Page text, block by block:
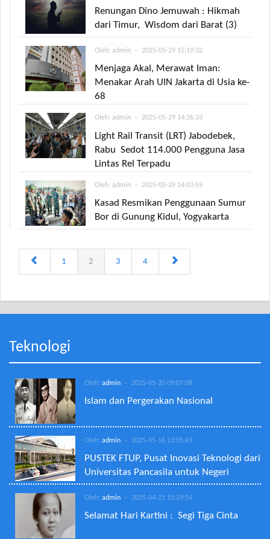
Renungan Dino Jemuwah : Hikmah
dari Timur, Wisdom dari Barat (3)
Oleh: admin – 2025-05-29 15:19:32
Menjaga Akal, Merawat Iman:
Menakar Arah UIN Jakarta di Usia ke-
68
Oleh: admin – 2025-05-29 14:36:33
Light Rail Transit (LRT) Jabodebek,
Rabu Sedot 114.000 Pengguna Jasa
Lintas Rel Terpadu
Oleh: admin – 2025-05-29 14:03:59
Kasad Resmikan Penggunaan Sumur
Bor di Gunung Kidul, Yogyakarta
1 2 3 4
Teknologi
Oleh: admin – 2025-05-20 09:07:08
Islam dan Pergerakan Nasional
Oleh: admin – 2025-05-16 13:05:43
PUSTEK FTUP, Pusat Inovasi Teknologi dari
Universitas Pancasila untuk Negeri
Oleh: admin – 2025-04-21 15:29:54
Selamat Hari Kartini : Segi Tiga Cinta